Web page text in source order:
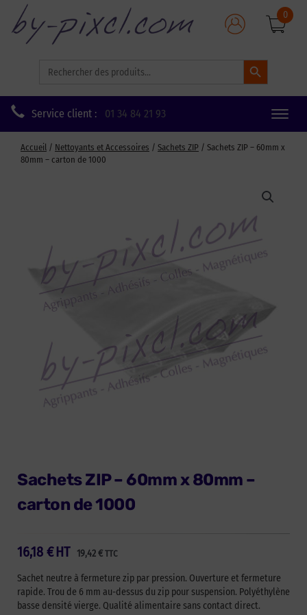
for:
Search Button
0
Service client : 01 34 84 21 93
Toggle
Accueil / Nettoyants et Accessoires / Sachets ZIP / Sachets ZIP – 60mm x
80mm – carton de 1000
Sachets ZIP – 60mm x 80mm –
carton de 1000
16,18 € 19,42€ TTC
HT
Sachet neutre à fermeture zip par pression. Ouverture et fermeture
rapide. Trou de 6 mm au-dessus du zip pour suspension. Polyéthylène
basse densité vierge. Qualité alimentaire sans contact direct.